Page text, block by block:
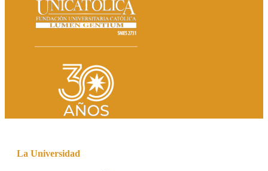
La Universidad